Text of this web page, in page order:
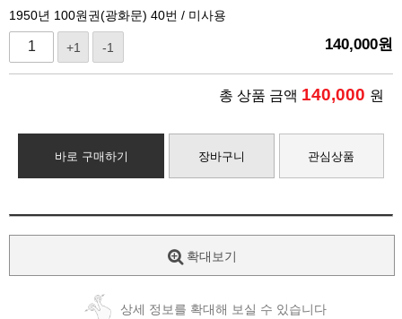
1950년 100원권(광화문) 40번 / 미사용
+1 -1 140,000원
총 상품 금액 140,000 원
바로 구매하기 장바구니 관심상품
확대보기
상세 정보를 확대해 보실 수 있습니다